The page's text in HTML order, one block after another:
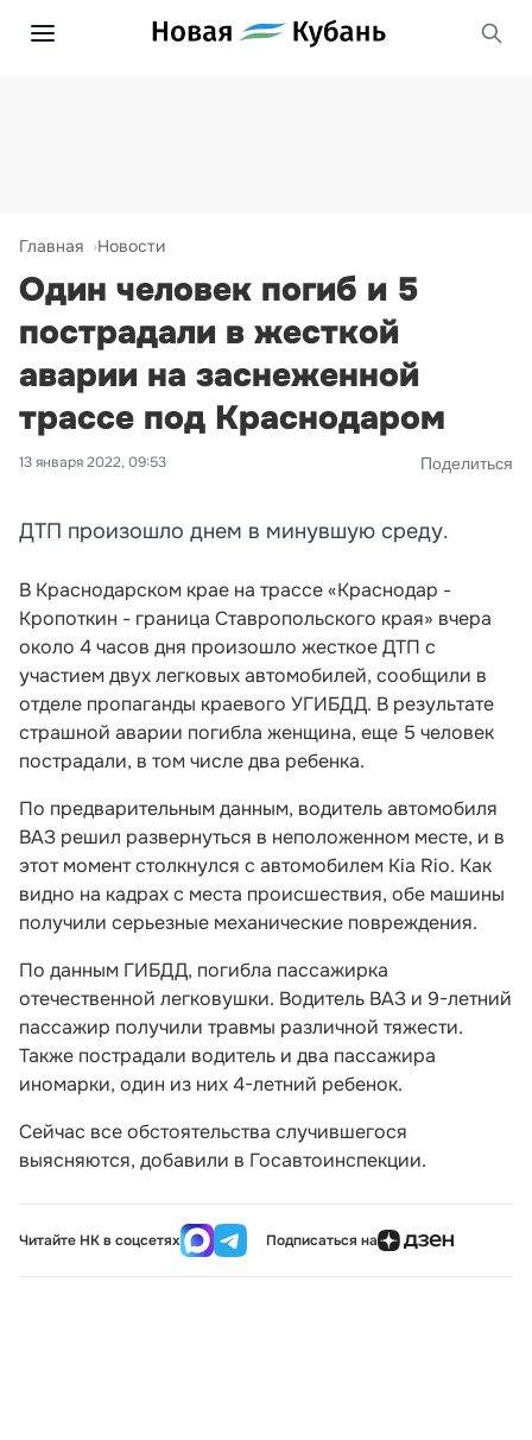
Главная Новости
Один человек погиб и 5
пострадали в жесткой
аварии на заснеженной
трассе под Краснодаром
13 января 2022, 09:53 Поделиться
ДТП произошло днем в минувшую среду.
В Краснодарском крае на трассе«Краснодар -
Кропоткин - граница Ставропольского края» вчера
около 4 часов дня произошло жесткое ДТП с
участием двух легковых автомобилей, сообщили в
отделе пропаганды краевого УГИБДД. В результате
страшной аварии погибла женщина, еще 5 человек
пострадали, в том числе два ребенка.
По предварительным данным, водитель автомобиля
ВАЗ решил развернуться в неположенном месте, и в
этот момент столкнулся с автомобилем Kia Rio. Как
видно на кадрах с места происшествия, обе машины
получили серьезные механические повреждения.
По данным ГИБДД, погибла пассажирка
отечественной легковушки. Водитель ВАЗ и 9-летний
пассажир получили травмы различной тяжести.
Также пострадали водитель и два пассажира
иномарки, один из них 4-летний ребенок.
Сейчас все обстоятельства случившегося
выясняются, добавили в Госавтоинспекции.
Читайте НК в соцсетях Подписаться на